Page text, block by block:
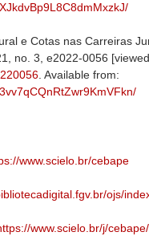
e Cotas nas Carreiras
no. 3, e2022-0056
. Available from:
www.scielo.br/cebape
ojs/
www.scielo.br/j/